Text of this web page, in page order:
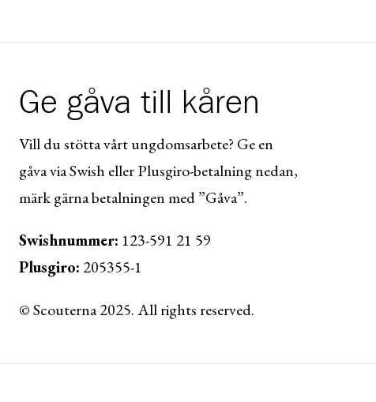
Ge gåva till kåren
Vill du stötta vårt ungdomsarbete? Ge en
gåva via Swish eller Plusgiro-betalning nedan,
märk gärna betalningen med ”Gåva”.
Swishnummer: 123-591 21 59
Plusgiro: 205355-1
© Scouterna 2025. All rights reserved.